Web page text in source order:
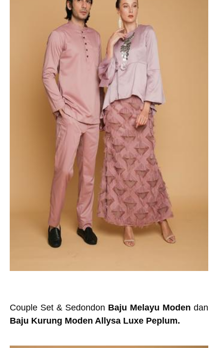
Couple Set & Sedondon Baju Melayu Moden dan
Baju Kurung Moden Allysa Luxe Peplum.